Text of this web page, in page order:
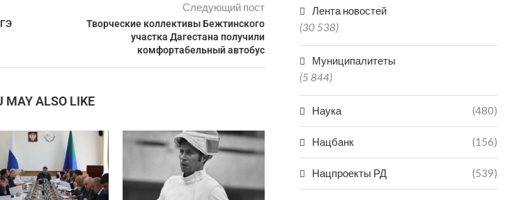
Следующий пост
Творческие коллективы Бежтинского
участка Дагестана получили
комфортабельный автобус
MAY ALSO LIKE
НЕ
ПРОСЯТ
Лента новостей
(30 538)
Муниципалитеты
(5 844)
Наука (480)
Нацбанк (156)
Нацпроекты РД (539)